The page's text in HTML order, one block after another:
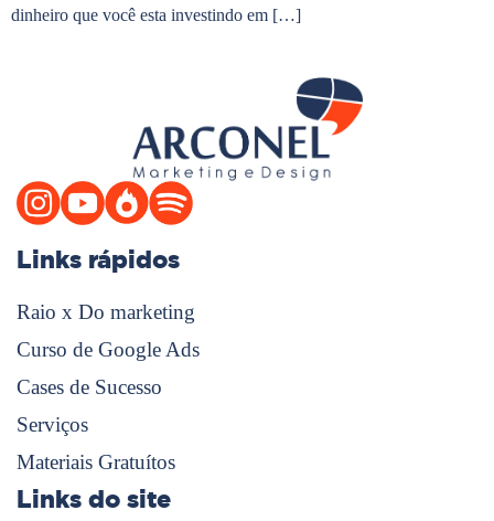
dinheiro que você esta investindo em […]
Links rápidos
Raio x Do marketing
Curso de Google Ads
Cases de Sucesso
Serviços
Materiais Gratuítos
Links do site